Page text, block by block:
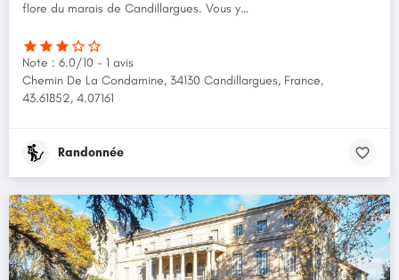
flore du marais de Candillargues. Vous y…
Note : 6.0/10 - 1 avis
Chemin De La Condamine, 34130 Candillargues, France,
43.61852, 4.07161
Randonnée